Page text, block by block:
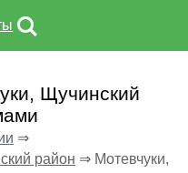
Щучинский
⇒
район ⇒ Мотевчуки,